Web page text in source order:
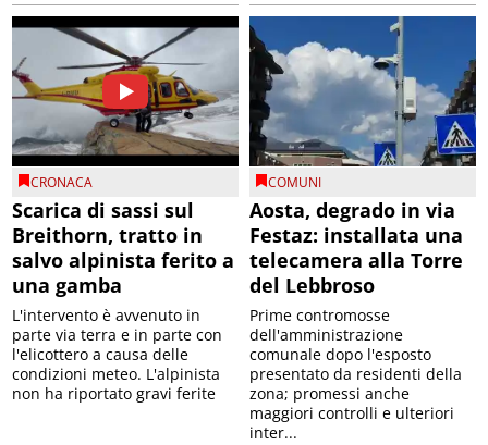
CRONACA
Scarica di sassi sul
Breithorn, tratto in
salvo alpinista ferito a
una gamba
L'intervento è avvenuto in
parte via terra e in parte con
l'elicottero a causa delle
condizioni meteo. L'alpinista
non ha riportato gravi ferite
COMUNI
Aosta, degrado in via
Festaz: installata una
telecamera alla Torre
del Lebbroso
Prime contromosse
dell'amministrazione
comunale dopo l'esposto
presentato da residenti della
zona; promessi anche
maggiori controlli e ulteriori
inter...